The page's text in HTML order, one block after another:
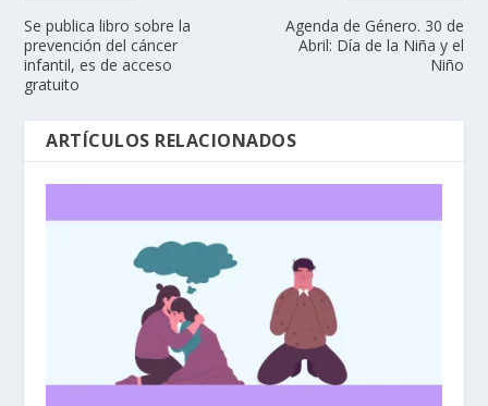
Se publica libro sobre la
prevención del cáncer
infantil, es de acceso
gratuito
Agenda de Género. 30 de
Abril: Día de la Niña y el
Niño
ARTÍCULOS RELACIONADOS